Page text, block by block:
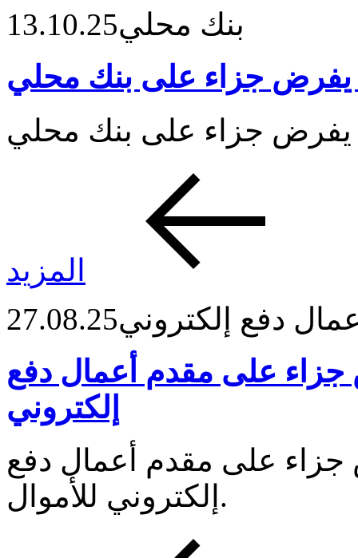
13.10.25بنك محلي
يفرض جزاء على بنك محلي
المزيد
27.08.25دفع إلكتروني
على مقدم أعمال دفع
إلكتروني
على مقدم أعمال دفع
إلكتروني للأموال.